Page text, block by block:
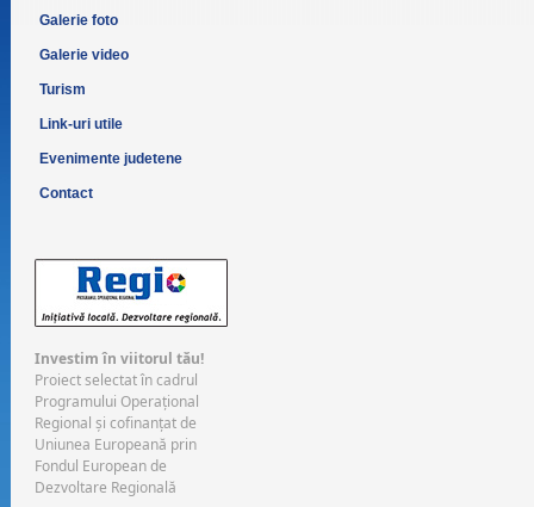
Galerie foto
Galerie video
Turism
Link-uri utile
Evenimente judetene
Contact
Investim în viitorul tău!
Proiect selectat în cadrul
Programului Operaţional
Regional şi cofinanţat de
Uniunea Europeană prin
Fondul European de
Dezvoltare Regională